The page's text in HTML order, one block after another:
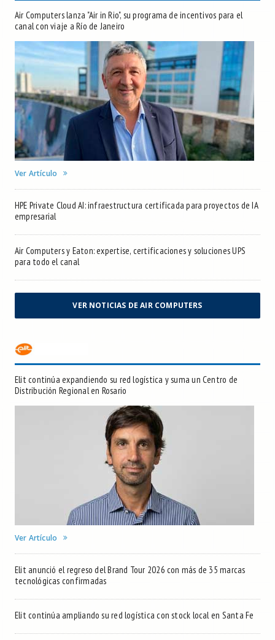
Air Computers lanza "Air in Rio", su programa de incentivos para el
canal con viaje a Río de Janeiro
Ver Artículo
HPE Private Cloud AI: infraestructura certificada para proyectos de IA
empresarial
Air Computers y Eaton: expertise, certificaciones y soluciones UPS
para todo el canal
VER NOTICIAS DE AIR COMPUTERS
Elit continúa expandiendo su red logística y suma un Centro de
Distribución Regional en Rosario
Ver Artículo
Elit anunció el regreso del Brand Tour 2026 con más de 35 marcas
tecnológicas confirmadas
Elit continúa ampliando su red logística con stock local en Santa Fe